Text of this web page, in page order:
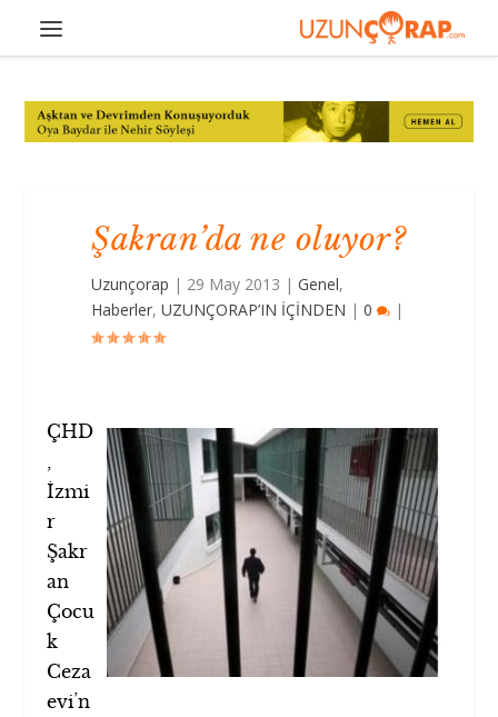
Şakran’da ne oluyor?
Uzunçorap | 29 May 2013 |Genel,
Haberler,UZUNÇORAP’IN İÇİNDEN |0 |
ÇHD
,
İzmi
r
Şakr
an
Çocu
k
Ceza
evi’n